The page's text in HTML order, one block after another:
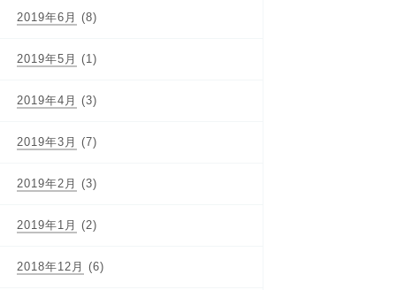
2019年6月 (8)
2019年5月 (1)
2019年4月 (3)
2019年3月 (7)
2019年2月 (3)
2019年1月 (2)
2018年12月 (6)